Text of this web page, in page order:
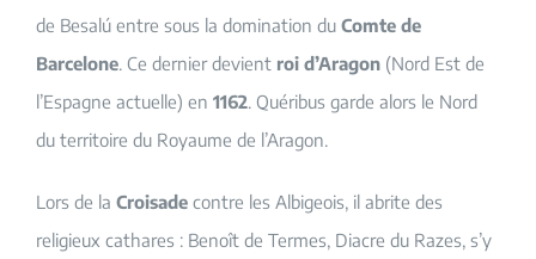
de Besalú entre sous la domination du Comte de
Barcelone. Ce dernier devient roi d’Aragon(Nord Est de
l’Espagne actuelle) en 1162. Quéribus garde alors le Nord
du territoire du Royaume de l’Aragon.
Lors de la Croisade contre les Albigeois, il abrite des
religieux cathares : Benoît de Termes, Diacre du Razes, s’y